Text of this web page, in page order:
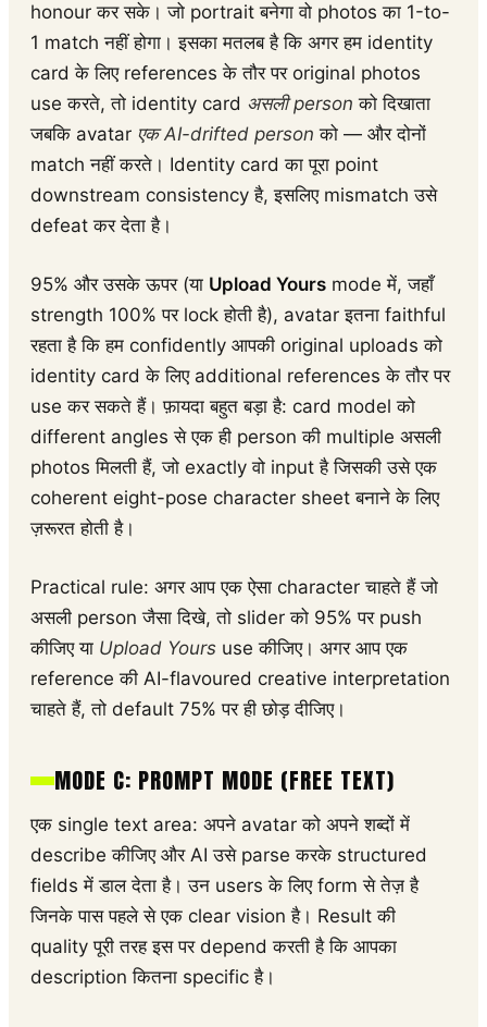
honour कर सके। जो portrait बनेगा वो photos का 1-to-
1 match नहीं होगा। इसका मतलब है कि अगर हम identity
card के लिए references के तौर पर original photos
use करते, तो identity card असली person को दिखाता
जबकि avatar एक AI-drifted person को — और दोनों
match नहीं करते। Identity card का पूरा point
downstream consistency है, इसलिए mismatch उसे
defeat कर देता है।
95% और उसके ऊपर (या Upload Yours mode में, जहाँ
strength 100% पर lock होती है), avatar इतना faithful
रहता है कि हम confidently आपकी original uploads को
identity card के लिए additional references के तौर पर
use कर सकते हैं। फ़ायदा बहुत बड़ा है: card model को
different angles से एक ही person की multiple असली
photos मिलती हैं, जो exactly वो input है जिसकी उसे एक
coherent eight-pose character sheet बनाने के लिए
ज़रूरत होती है।
Practical rule: अगर आप एक ऐसा character चाहते हैं जो
असली person जैसा दिखे, तो slider को 95% पर push
कीजिए या Upload Yours use कीजिए। अगर आप एक
reference की AI-flavoured creative interpretation
चाहते हैं, तो default 75% पर ही छोड़ दीजिए।
MODE C: PROMPT MODE (FREE TEXT)
एक single text area: अपने avatar को अपने शब्दों में
describe कीजिए और AI उसे parse करके structured
fields में डाल देता है। उन users के लिए form से तेज़ है
जिनके पास पहले से एक clear vision है। Result की
quality पूरी तरह इस पर depend करती है कि आपका
description कितना specific है।